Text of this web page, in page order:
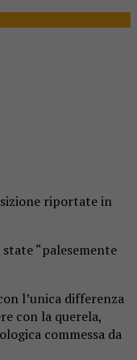
riportate in
“palesemente
l’unica differenza
con la querela,
commessa da